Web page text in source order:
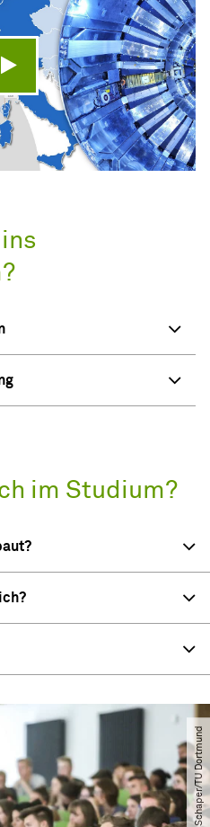
Video abspielen
im Studium?
© Oliver Schaper​/​TU Dortmund